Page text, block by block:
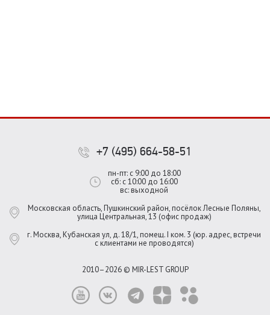
+7 (495) 664-58-51
пн-пт: с 9:00 до 18:00
сб: с 10:00 до 16:00
вс: выходной
Московская область, Пушкинский район, посёлок Лесные Поляны,
улица Центральная, 13 (офис продаж)
г. Москва, Кубанская ул, д. 18/1, помещ. I ком. 3 (юр. адрес, встречи
с клиентами не проводятся)
2010–2026 © MIR-LEST GROUP